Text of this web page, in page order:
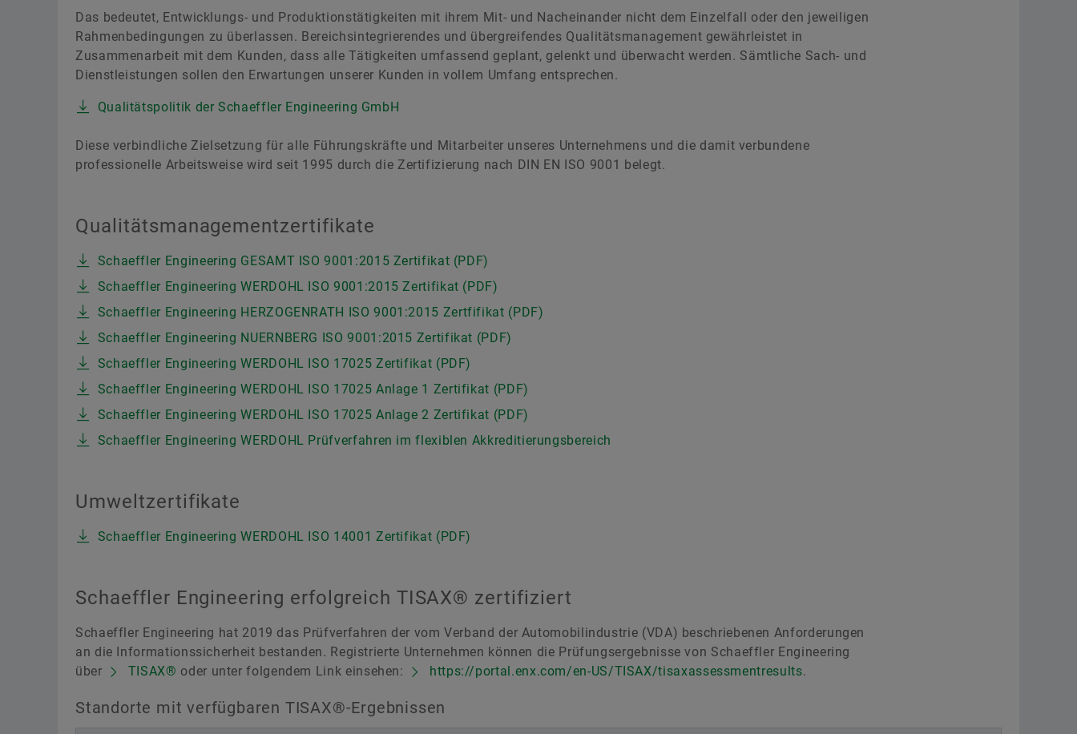
Das bedeutet, Entwicklungs- und Produktionstätigkeiten mit ihrem Mit- und Nacheinander nicht dem Einzelfall oder den jeweiligen
Rahmenbedingungen zu überlassen. Bereichsintegrierendes und übergreifendes Qualitätsmanagement gewährleistet in
Zusammenarbeit mit dem Kunden, dass alle Tätigkeiten umfassend geplant, gelenkt und überwacht werden. Sämtliche Sach- und
Dienstleistungen sollen den Erwartungen unserer Kunden in vollem Umfang entsprechen.
Qualitätspolitik der Schaeffler Engineering GmbH
Diese verbindliche Zielsetzung für alle Führungskräfte und Mitarbeiter unseres Unternehmens und die damit verbundene
professionelle Arbeitsweise wird seit 1995 durch die Zertifizierung nach DIN EN ISO 9001 belegt.
Qualitätsmanagementzertifikate
Schaeffler Engineering GESAMT ISO 9001:2015 Zertifikat (PDF)
Schaeffler Engineering WERDOHL ISO 9001:2015 Zertifikat (PDF)
Schaeffler Engineering HERZOGENRATH ISO 9001:2015 Zertfifikat (PDF)
Schaeffler Engineering NUERNBERG ISO 9001:2015 Zertifikat (PDF)
Schaeffler Engineering WERDOHL ISO 17025 Zertifikat (PDF)
Schaeffler Engineering WERDOHL ISO 17025 Anlage 1 Zertifikat (PDF)
Schaeffler Engineering WERDOHL ISO 17025 Anlage 2 Zertifikat (PDF)
Schaeffler Engineering WERDOHL Prüfverfahren im flexiblen Akkreditierungsbereich
Umweltzertifikate
Schaeffler Engineering WERDOHL ISO 14001 Zertifikat (PDF)
Schaeffler Engineering erfolgreich TISAX® zertifiziert
Schaeffler Engineering hat 2019 das Prüfverfahren der vom Verband der Automobilindustrie (VDA) beschriebenen Anforderungen
an die Informationssicherheit bestanden. Registrierte Unternehmen können die Prüfungsergebnisse von Schaeffler Engineering
über
TISAX® oder unter folgendem Link einsehen: https://portal.enx.com/en-US/TISAX/tisaxassessmentresults.
Standorte mit verfügbaren TISAX®-Ergebnissen